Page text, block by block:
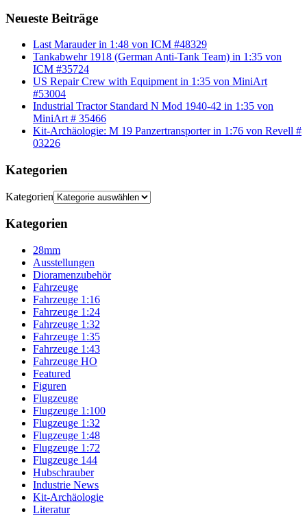
Neueste Beiträge
Last Marauder in 1:48 von ICM #48329
Tankabwehr 1918 (German Anti-Tank Team) in 1:35 von
ICM #35724
US Repair Crew with Equipment in 1:35 von MiniArt
#53004
Industrial Tractor Standard N Mod 1940-42 in 1:35 von
MiniArt # 35466
Kit-Archäologie: M 19 Panzertransporter in 1:76 von Revell #
03226
Kategorien
Kategorien
Kategorien
28mm
Ausstellungen
Dioramenzubehör
Fahrzeuge
Fahrzeuge 1:16
Fahrzeuge 1:24
Fahrzeuge 1:32
Fahrzeuge 1:35
Fahrzeuge 1:43
Fahrzeuge HO
Featured
Figuren
Flugzeuge
Flugzeuge 1:100
Flugzeuge 1:32
Flugzeuge 1:48
Flugzeuge 1:72
Flugzeuge 144
Hubschrauber
Industrie News
Kit-Archäologie
Literatur